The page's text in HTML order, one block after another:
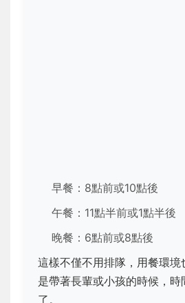
早餐：8點前或10點後
午餐：11點半前或1點半後
晚餐：6點前或8點後
這樣不僅不用排隊，用餐環境
是帶著長輩或小孩的時候，
了。